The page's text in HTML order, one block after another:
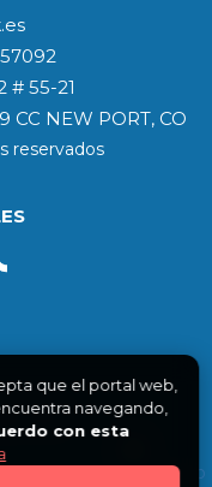
# 55-21
CC NEW PORT, CO
reservados
que el portal web,
navegando,
con esta